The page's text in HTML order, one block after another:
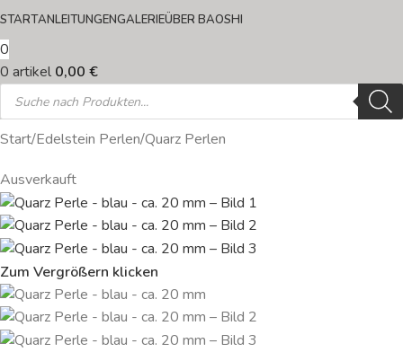
STARTANLEITUNGENGALERIEÜBER BAOSHI
0
0 artikel 0,00 €
Start/Edelstein Perlen/Quarz Perlen
Ausverkauft
Zum Vergrößern klicken